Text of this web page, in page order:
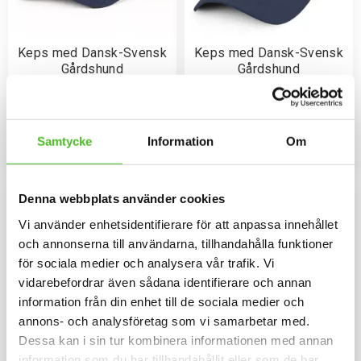
Samtycke Information Om
Denna webbplats använder cookies
Vi använder enhetsidentifierare för att anpassa innehållet
och annonserna till användarna, tillhandahålla funktioner
för sociala medier och analysera vår trafik. Vi
vidarebefordrar även sådana identifierare och annan
information från din enhet till de sociala medier och
annons- och analysföretag som vi samarbetar med.
Dessa kan i sin tur kombinera informationen med annan
Keps med Dansk-Svensk
Gårdshund
169
Lägg till i favoriter
Keps med Dansk-Svensk
Gårdshund
Keps i flera olika färger med ett
siluettmotiv av en Dansk-Svensk
159
Lägg